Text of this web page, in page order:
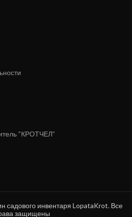
“КРОТЧЕЛ”
садового инвентаря LopataKrot. Все
защищены